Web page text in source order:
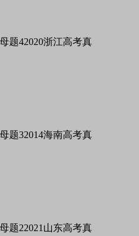
题42020浙江高考真
题32014海南高考真
题22021山东高考真